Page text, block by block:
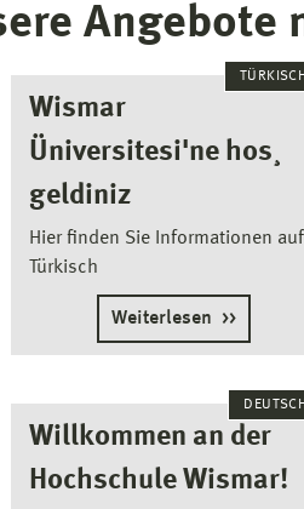
Angebote
TÜRKISCH
Wismar
Üniversitesi'ne hoş
geldiniz
Hier finden Sie Informationen auf
Türkisch
Weiterlesen
DEUTSCH
Willkommen an der
Hochschule Wismar!